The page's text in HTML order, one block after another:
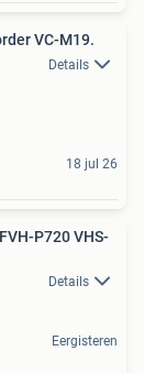
VC-M19.
Details
18 jul 26
P720 VHS-
Details
Eergisteren